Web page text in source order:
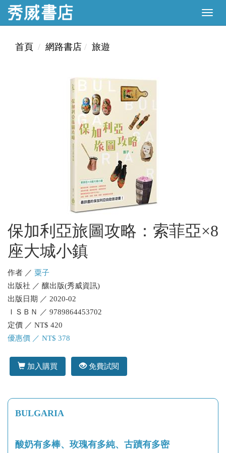
首頁 網路書店 旅遊
保加利亞旅圖攻略：索菲亞×8
座大城小鎮
作者 ／ 粟子
出版社 ／ 釀出版(秀威資訊)
出版日期 ／ 2020-02
ＩＳＢＮ ／ 9789864453702
定價 ／ NT$ 420
優惠價 ／ NT$ 378
加入購買 免費試閱
BULGARIA
酸奶有多棒、玫瑰有多純、古蹟有多密